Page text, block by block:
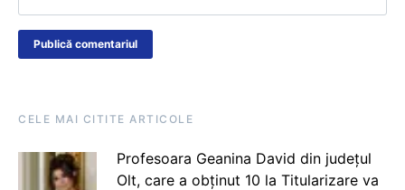
CELE MAI CITITE ARTICOLE
Profesoara Geanina David din județul
Olt, care a obținut 10 la Titularizare va